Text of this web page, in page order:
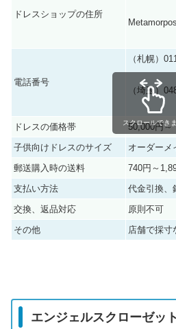
ドレスショップの住所
電話番号
（札幌）
（埼玉）
ドレスの価格帯
50,000円～
子供向けドレスのサイズ
オーダーメ
郵送購入時の送料
740円～
支払い方法
代金引換、
交換、返品対応
原則不可
その他
店舗で採
スクロールでき
エンジェルスクローゼット